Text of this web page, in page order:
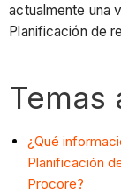
actualmente una
Planificación de
Temas
¿Qué
Planificación
Procore?